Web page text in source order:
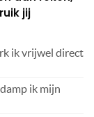
jij
ik vrijwel direct
ik mijn